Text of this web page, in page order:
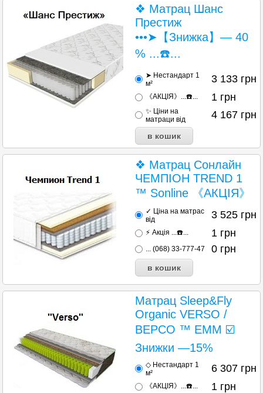
❖ Матрац Шанс
Престиж
•••➤【Знижка】— 40
% ...☎️...
➤ Нестандарт 1
м²
3 133 грн
《АКЦІЯ》...☎️... 1 грн
✨ Ціни на
матраци від
4 167 грн
❖ Матрац Сонлайн
ЧЕМПІОН TREND 1
™ Sonline 《АКЦІЯ》
✓ Ціна на матрас
від
3 525 грн
⚡ Акція ...☎️... 1 грн
... (068) 33-777-47 0 грн
Матрац Sleep&Fly
Organic VERSO /
ВЕРСО ™ ЕММ ☑️
Знижки —15%
◇ Нестандарт 1
м²
6 307 грн
《АКЦІЯ》...☎️... 1 грн